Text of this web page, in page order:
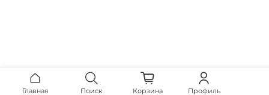
Главная Поиск Корзина Профиль